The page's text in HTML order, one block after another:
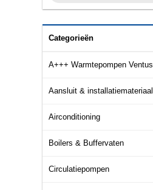
Categorieën
A+++ Warmtepompen Ventus
Aansluit & installatiemateriaal
Airconditioning
Boilers & Buffervaten
Circulatiepompen